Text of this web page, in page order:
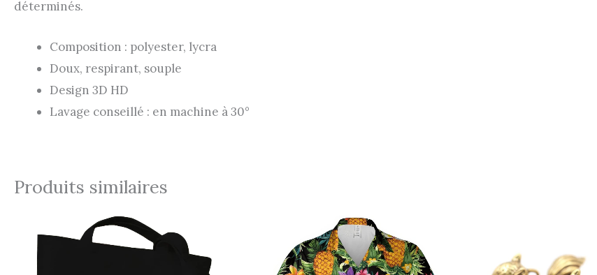
déterminés.
Composition : polyester, lycra
Doux, respirant, souple
Design 3D HD
Lavage conseillé : en machine à 30°
Produits similaires